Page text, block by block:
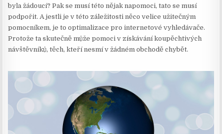
byla žádoucí? Pak se musí této nějak napomoci, tato se musí
podpořit. A jestli je v této záležitosti něco velice užitečným
pomocníkem, je to optimalizace pro internetové vyhledávače.
Protože ta skutečně může pomoci v získávání koupěchtivých
návštěvníků, těch, kteří nesmí v žádném obchodě chybět.